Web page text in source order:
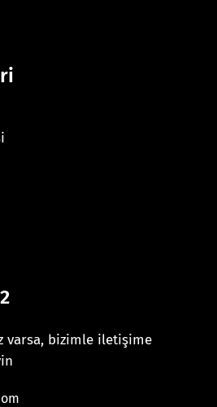
varsa, bizimle iletişime